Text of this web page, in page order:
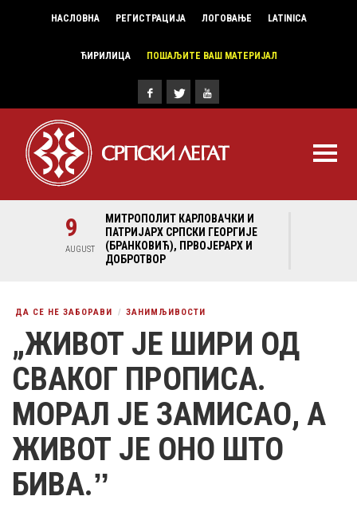
НАСЛОВНА РЕГИСТРАЦИЈА ЛОГОВАЊЕ LATINICA
ЋИРИЛИЦА ПОШАЉИТЕ ВАШ МАТЕРИЈАЛ
9
AUGUST
МИТРОПОЛИТ КАРЛОВАЧКИ И
ПАТРИЈАРХ СРПСКИ ГЕОРГИЈЕ
(БРАНКОВИЋ), ПРВОЈЕРАРХ И
ДОБРОТВОР
ДА СЕ НЕ ЗАБОРАВИ ЗАНИМЉИВОСТИ
„ЖИВОТ ЈЕ ШИРИ ОД
СВАКОГ ПРОПИСА.
МОРАЛ ЈЕ ЗАМИСАО, А
ЖИВОТ ЈЕ ОНО ШТО
БИВА.ˮ